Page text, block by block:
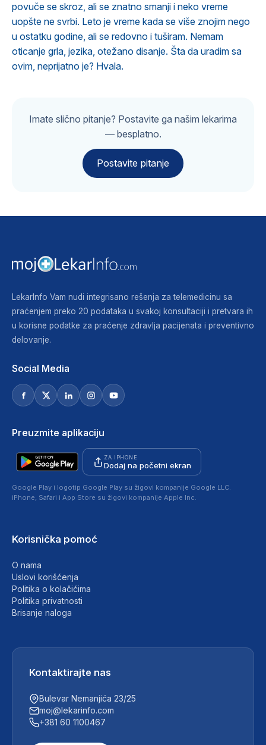
povuče se skroz, ali se znatno smanji i neko vreme
uopšte ne svrbi. Leto je vreme kada se više znojim nego
u ostatku godine, ali se redovno i tuširam. Nemam
oticanje grla, jezika, otežano disanje. Šta da uradim sa
ovim, neprijatno je? Hvala.
Imate slično pitanje? Postavite ga našim lekarima
— besplatno.
Postavite pitanje
LekarInfo Vam nudi integrisano rešenja za telemedicinu sa
praćenjem preko 20 podataka u svakoj konsultaciji i pretvara ih
u korisne podatke za praćenje zdravlja pacijenata i preventivno
delovanje.
Social Media
Preuzmite aplikaciju
ZA IPHONE
Dodaj na početni ekran
Google Play i logotip Google Play su žigovi kompanije Google LLC.
iPhone, Safari i App Store su žigovi kompanije Apple Inc.
Korisnička pomoć
O nama
Uslovi korišćenja
Politika o kolačićima
Politika privatnosti
Brisanje naloga
Kontaktirajte nas
Bulevar Nemanjića 23/25
moj@lekarinfo.com
+381 60 1100467